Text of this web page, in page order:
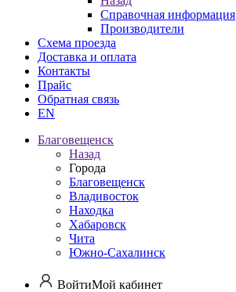
Справочная информация
Производители
Схема проезда
Доставка и оплата
Контакты
Прайс
Обратная связь
EN
Благовещенск
Назад
Города
Благовещенск
Владивосток
Находка
Хабаровск
Чита
Южно-Сахалинск
ВойтиМой кабинет